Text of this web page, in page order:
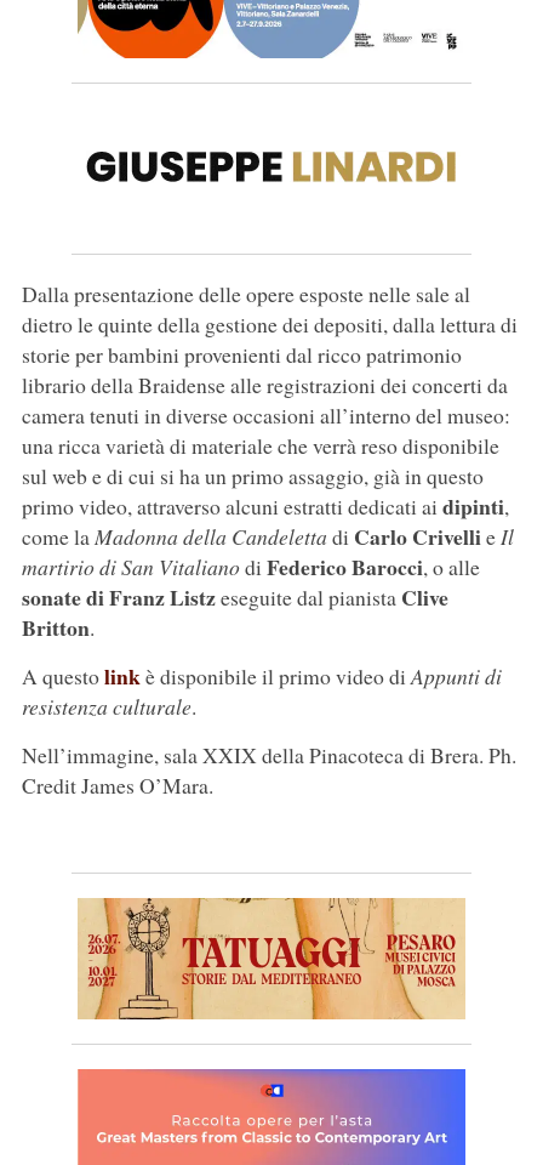
Dalla presentazione delle opere esposte nelle sale al
dietro le quinte della gestione dei depositi, dalla lettura di
storie per bambini provenienti dal ricco patrimonio
librario della Braidense alle registrazioni dei concerti da
camera tenuti in diverse occasioni all’interno del museo:
una ricca varietà di materiale che verrà reso disponibile
sul web e di cui si ha un primo assaggio, già in questo
primo video, attraverso alcuni estratti dedicati ai dipinti,
come laMadonna della Candeletta di Carlo CrivellieIl
martirio di San Vitalianodi Federico Barocci, o alle
sonate di Franz Listzeseguite dal pianista Clive
Britton.
A questolinkè disponibile il primo video diAppunti di
resistenza culturale.
Nell’immagine, sala XXIX della Pinacoteca di Brera. Ph.
Credit James O’Mara.